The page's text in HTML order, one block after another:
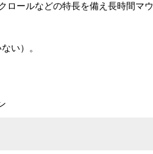
ロールなどの特長を備え長時間マウ
い）。